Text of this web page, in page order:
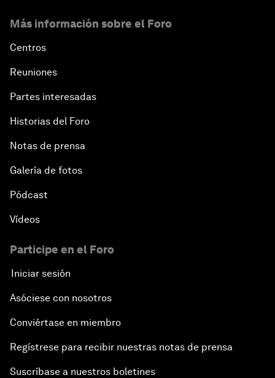
Más información sobre el Foro
Centros
Reuniones
Partes interesadas
Historias del Foro
Notas de prensa
Galería de fotos
Pódcast
Vídeos
Participe en el Foro
Iniciar sesión
Asóciese con nosotros
Conviértase en miembro
Regístrese para recibir nuestras notas de prensa
Suscríbase a nuestros boletines